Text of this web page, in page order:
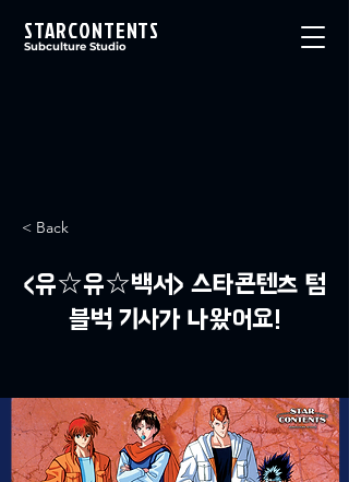
STARCONTENTS
Subculture Studio
< Back
<유☆유☆백서> 스타콘텐츠 텀
블벅 기사가 나왔어요!